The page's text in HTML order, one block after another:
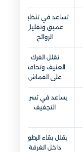
تساعد في تنظيف
عميق وتقليل
الروائح
تقلل الفرك
العنيف وتحافظ
على القماش
يساعد في تسريع
التجفيف
يقلل بقاء الرطوبة
داخل الغرفة